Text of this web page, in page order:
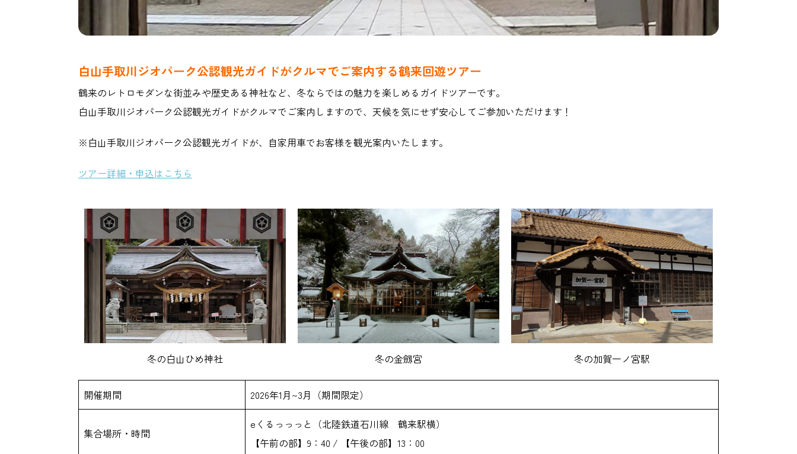
白山手取川ジオパーク公認観光ガイドがクルマでご案内する鶴来回遊ツアー
鶴来のレトロモダンな街並みや歴史ある神社など、冬ならではの魅力を楽しめるガイドツアーです。
白山手取川ジオパーク公認観光ガイドがクルマでご案内しますので、天候を気にせず安心してご参加いただけます！
※白山手取川ジオパーク公認観光ガイドが、自家用車でお客様を観光案内いたします。
ツアー詳細・申込はこちら
冬の白山ひめ神社 冬の金劔宮 冬の加賀一ノ宮駅
開催期間 2026年1月~3月（期間限定）
集合場所・時間
eくるっっっと（北陸鉄道石川線 鶴来駅横）
【午前の部】9：40 / 【午後の部】13：00